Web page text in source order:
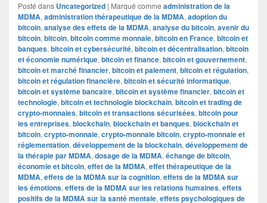
Posté dans Uncategorized | Marqué comme administration de la
MDMA, administration thérapeutique de la MDMA, adoption du
bitcoin, analyse des effets de la MDMA, analyse du bitcoin, avenir du
bitcoin, bitcoin, bitcoin comme monnaie, bitcoin en France, bitcoin et
banques, bitcoin et cybersécurité, bitcoin et décentralisation, bitcoin
et économie numérique, bitcoin et finance, bitcoin et gouvernement,
bitcoin et marché financier, bitcoin et paiement, bitcoin et régulation,
bitcoin et régulation financière, bitcoin et sécurité informatique,
bitcoin et système bancaire, bitcoin et système financier, bitcoin et
technologie, bitcoin et technologie blockchain, bitcoin et trading de
crypto-monnaies, bitcoin et transactions sécurisées, bitcoin pour
les entreprises, blockchain, blockchain et banques, blockchain et
bitcoin, crypto-monnaie, crypto-monnaie bitcoin, crypto-monnaie et
réglementation, développement de la blockchain, développement de
la thérapie par MDMA, dosage de la MDMA, échange de bitcoin,
économie et bitcoin, effet de la MDMA, effet thérapeutique de la
MDMA, effets de la MDMA sur la cognition, effets de la MDMA sur
les émotions, effets de la MDMA sur les relations humaines, effets
positifs de la MDMA sur la santé mentale, effets psychologiques de